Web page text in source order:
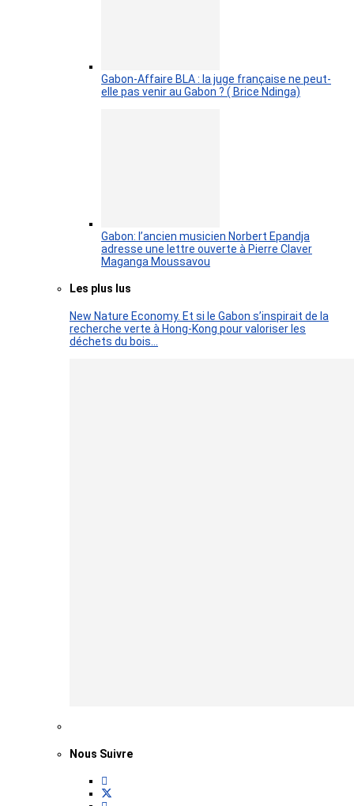
Gabon-Affaire BLA : la juge française ne peut-
elle pas venir au Gabon ? ( Brice Ndinga)
Gabon: l’ancien musicien Norbert Epandja
adresse une lettre ouverte à Pierre Claver
Maganga Moussavou
Les plus lus
New Nature Economy. Et si le Gabon s’inspirait de la
recherche verte à Hong-Kong pour valoriser les
déchets du bois…
Nous Suivre